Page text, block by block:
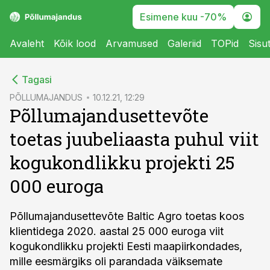
Esimene kuu -70%
Avaleht Kõik lood Arvamused Galeriid TOPid
Tagasi
PÕLLUMAJANDUS 10.12.21, 12:29
Põllumajandusettevõte
toetas juubeliaasta puhul viit
kogukondlikku projekti 25
000 euroga
Põllumajandusettevõte Baltic Agro toetas koos
klientidega 2020. aastal 25 000 euroga viit
kogukondlikku projekti Eesti maapiirkondades,
mille eesmärgiks oli parandada väiksemate